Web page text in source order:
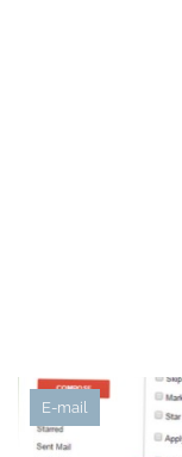
E-mail